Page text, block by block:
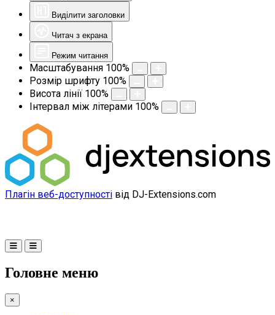
Виділити заголовки
Читач з екрана
Режим читання
Масштабування 100%
Розмір шрифту 100%
Висота лінії 100%
Інтервал між літерами 100%
Плагін веб-доступності від DJ-Extensions.com
Головне меню
×